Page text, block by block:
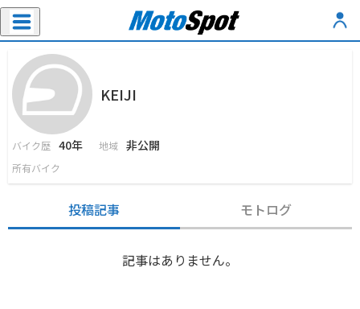
KEIJI
バイク歴 40年 地域 非公開
所有バイク
投稿記事 モトログ
記事はありません。